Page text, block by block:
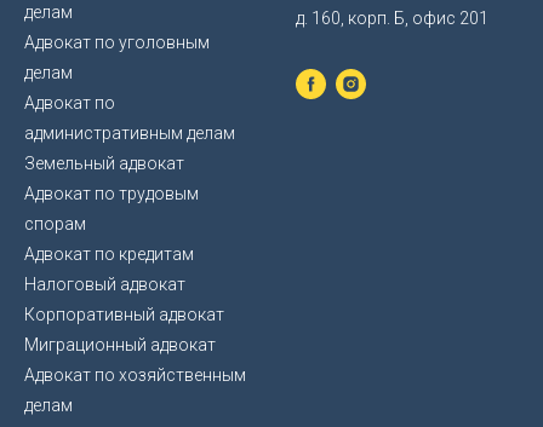
делам
Адвокат по уголовным
делам
Адвокат по
административным делам
Земельный адвокат
Адвокат по трудовым
спорам
Адвокат по кредитам
Налоговый адвокат
Корпоративный адвокат
Миграционный адвокат
Адвокат по хозяйственным
делам
д. 160, корп. Б, офис 201